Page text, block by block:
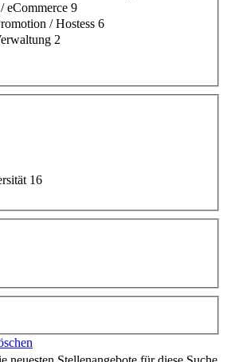
eCommerce 9
/ Hostess 6
2
16